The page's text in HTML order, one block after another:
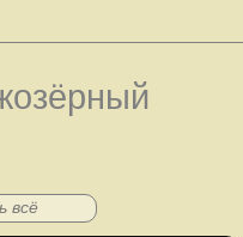
всё